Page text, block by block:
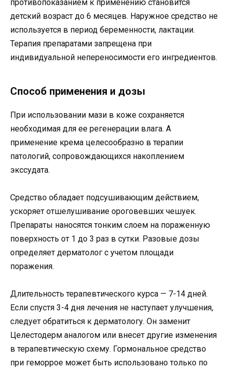
противопоказанием к применению становится
детский возраст до 6 месяцев. Наружное средство не
используется в период беременности, лактации.
Терапия препаратами запрещена при
индивидуальной непереносимости его ингредиентов.
Способ применения и дозы
При использовании мази в коже сохраняется
необходимая для ее регенерации влага. А
применение крема целесообразно в терапии
патологий, сопровождающихся накоплением
экссудата.
Средство обладает подсушивающим действием,
ускоряет отшелушивание ороговевших чешуек.
Препараты наносятся тонким слоем на пораженную
поверхность от 1 до 3 раз в сутки. Разовые дозы
определяет дерматолог с учетом площади
поражения.
Длительность терапевтического курса — 7-14 дней.
Если спустя 3-4 дня лечения не наступает улучшения,
следует обратиться к дерматологу. Он заменит
Целестодерм аналогом или внесет другие изменения
в терапевтическую схему. Гормональное средство
при геморрое может быть использовано только по